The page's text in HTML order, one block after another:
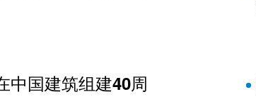
国建筑组建40周